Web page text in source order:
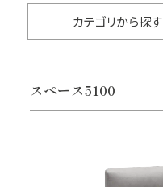
カテゴリから探す
スペース5100